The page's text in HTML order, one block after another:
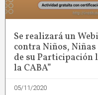
Se realizará un
contra Niños,
de su Participación
la CABA”
05/11/2020